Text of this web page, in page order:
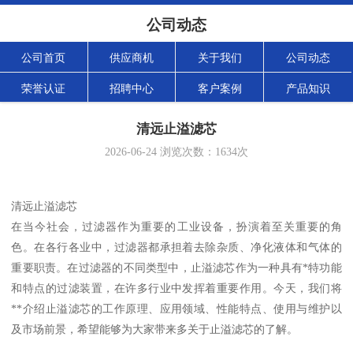
公司动态
公司首页 供应商机 关于我们 公司动态
荣誉认证 招聘中心 客户案例 产品知识
清远止溢滤芯
2026-06-24 浏览次数： 1634次
清远止溢滤芯
在当今社会，过滤器作为重要的工业设备，扮演着至关重要的角
色。在各行各业中，过滤器都承担着去除杂质、净化液体和气体的
重要职责。在过滤器的不同类型中，止溢滤芯作为一种具有*特功能
和特点的过滤装置，在许多行业中发挥着重要作用。今天，我们将
**介绍止溢滤芯的工作原理、应用领域、性能特点、使用与维护以
及市场前景，希望能够为大家带来多关于止溢滤芯的了解。